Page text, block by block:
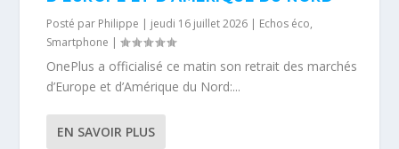
Posté par Philippe | jeudi 16 juillet 2026 | Echos éco,
Smartphone |
OnePlus a officialisé ce matin son retrait des marchés
d’Europe et d’Amérique du Nord:...
EN SAVOIR PLUS